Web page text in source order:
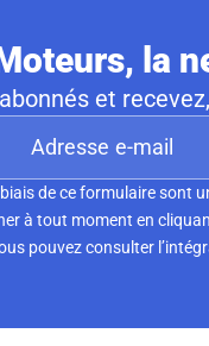
la
et
de ce formulaire sont
à tout moment en
pouvez consulter